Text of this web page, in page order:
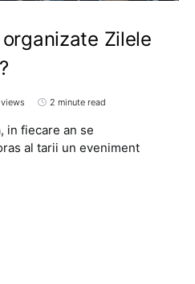
Zilele
2 minute read
in fiecare an se
al tarii un eveniment